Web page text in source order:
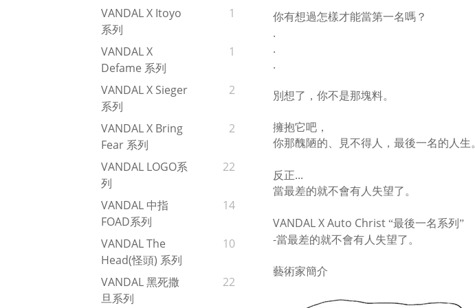
VANDAL X Itoyo
系列
1
VANDAL X
Defame 系列
1
VANDAL X Sieger
系列
2
VANDAL X Bring
Fear 系列
2
VANDAL LOGO系
列
22
VANDAL 中指
FOAD系列
14
VANDAL The
Head(怪頭) 系列
10
VANDAL 黑死撒
旦系列
22
你有想過怎樣才能當第一名嗎？
.
.
.
別想了，你不是那塊料。
擁抱它吧，
你那醜陋的、見不得人， 最後一名的人生。
反正...
當最差的就不會有人失望了。
VANDAL X Auto Christ “最後一名系列”
-當最差的就不會有人失望了。
藝術家簡介